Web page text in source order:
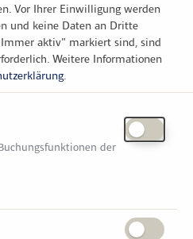
Vor Ihrer Einwilligung werden
und keine Daten an Dritte
aktiv" markiert sind, sind
Weitere Informationen
.
der